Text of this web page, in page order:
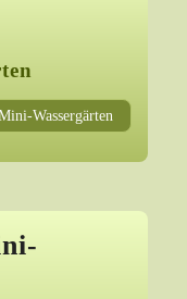
Wassergärten